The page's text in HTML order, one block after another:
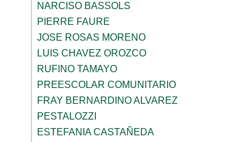
NARCISO BASSOLS
PIERRE FAURE
JOSE ROSAS MORENO
LUIS CHAVEZ OROZCO
RUFINO TAMAYO
PREESCOLAR COMUNITARIO
FRAY BERNARDINO ALVAREZ
PESTALOZZI
ESTEFANIA CASTAÑEDA